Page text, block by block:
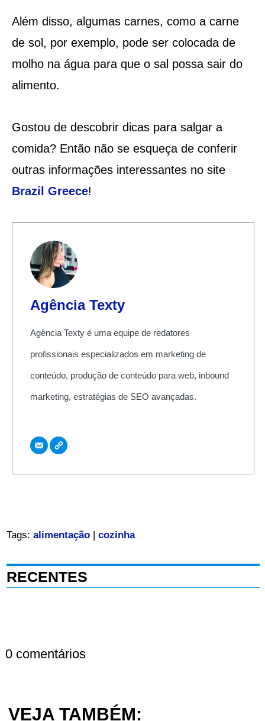
Além disso, algumas carnes, como a carne
de sol, por exemplo, pode ser colocada de
molho na água para que o sal possa sair do
alimento.
Gostou de descobrir dicas para salgar a
comida? Então não se esqueça de conferir
outras informações interessantes no site
Brazil Greece!
Agência Texty
Agência Texty é uma equipe de redatores
profissionais especializados em marketing de
conteúdo, produção de conteúdo para web, inbound
marketing, estratégias de SEO avançadas.
Tags: alimentação| cozinha
RECENTES
0 comentários
VEJA TAMBÉM: